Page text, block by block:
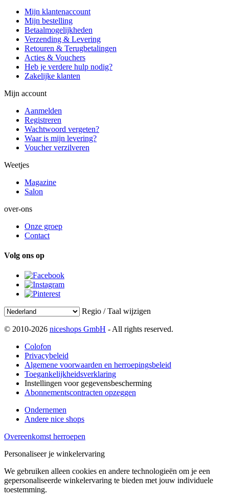
Mijn klantenaccount
Mijn bestelling
Betaalmogelijkheden
Verzending & Levering
Retouren & Terugbetalingen
Acties & Vouchers
Heb je verdere hulp nodig?
Zakelijke klanten
Mijn account
Aanmelden
Registreren
Wachtwoord vergeten?
Waar is mijn levering?
Voucher verzilveren
Weetjes
Magazine
Salon
over-ons
Onze groep
Contact
Volg ons op
Regio / Taal wijzigen
© 2010-2026 niceshops GmbH - All rights reserved.
Colofon
Privacybeleid
Algemene voorwaarden en herroepingsbeleid
Toegankelijkheidsverklaring
Instellingen voor gegevensbescherming
Abonnementscontracten opzeggen
Ondernemen
Andere nice shops
Overeenkomst herroepen
Personaliseer je winkelervaring
We gebruiken alleen cookies en andere technologieën om je een
gepersonaliseerde winkelervaring te bieden met jouw individuele
toestemming.